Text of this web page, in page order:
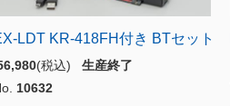
LDT KR-418FH付き BTセット
(税込) 生産終了
10632